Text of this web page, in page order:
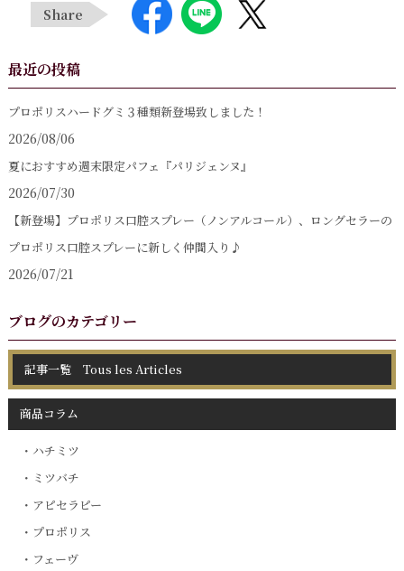
Share
最近の投稿
プロポリスハードグミ３種類新登場致しました！
2026/08/06
夏におすすめ週末限定パフェ『パリジェンヌ』
2026/07/30
【新登場】プロポリス口腔スプレー（ノンアルコール）、ロングセラーの
プロポリス口腔スプレーに新しく仲間入り♪
2026/07/21
ブログのカテゴリー
記事一覧 Tous les Articles
商品コラム
ハチミツ
ミツバチ
アピセラピー
プロポリス
フェーヴ